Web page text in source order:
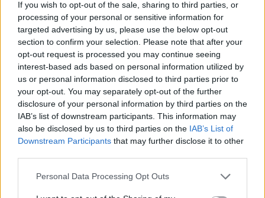
If you wish to opt-out of the sale, sharing to third parties, or
processing of your personal or sensitive information for
targeted advertising by us, please use the below opt-out
section to confirm your selection. Please note that after your
opt-out request is processed you may continue seeing
interest-based ads based on personal information utilized by
us or personal information disclosed to third parties prior to
your opt-out. You may separately opt-out of the further
disclosure of your personal information by third parties on the
IAB’s list of downstream participants. This information may
also be disclosed by us to third parties on the IAB’s List of
Downstream Participants that may further disclose it to other
Personal Data Processing Opt Outs
Daugiau nuotraukų (4)
Nori įspėti kitus
„Susidūriau su netikėta situacija dėl
portaluiLrytasadresuotame laiške.